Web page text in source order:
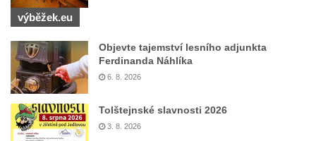
vzpoury v Rumburku
Pamětní deska obětem holokaustu u
židovského hřbitova v Kovanicích
Pamětní deska legionářům na Obecním
úřadě v Kovanicích
Pomník obětem 1. světové války v
Kovanicích
výběžek.eu
Objevte tajemství lesního adjunkta
Ferdinanda Náhlíka
6. 8. 2026
Tolštejnské slavnosti 2026
3. 8. 2026